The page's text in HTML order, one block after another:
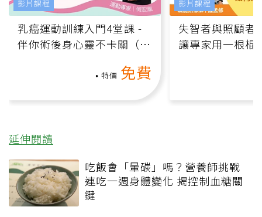
乳癌運動訓練入門4堂課 -
伴你術後身心靈不卡關（線
特價 免費
影片課程
失智者與照顧者
讓專家用一根棍
影片課程
延伸閱讀
吃飯會「暈碳」嗎？營養師挑戰
連吃一週身體變化 揭控制血糖關
鍵